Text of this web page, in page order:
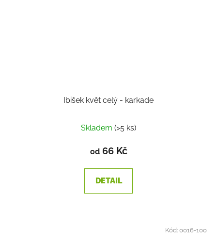
Ibišek květ celý - karkade
Skladem (>5 ks)
od66 Kč
DETAIL
Kód:0016-100